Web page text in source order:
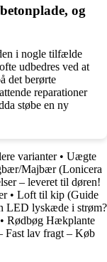
og
i nogle tilfælde
udbedres ved at
det berørte
reparationer
støbe en ny
varianter• Uægte
Majbær (Lonicera
– leveret til døren!
• Loft til kip (Guide
LED lyskæde i strøm?
• Rødbøg Hækplante
Fast lav fragt – Køb